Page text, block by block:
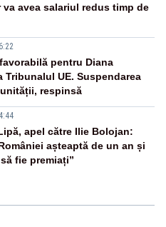
va avea salariul redus timp de
pentru Diana
Tribunalul UE. Suspendarea
respinsă
apel către Ilie Bolojan:
așteaptă de un an și
fie premiați”